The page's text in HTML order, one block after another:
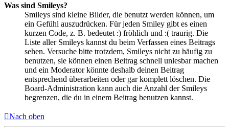
Was sind Smileys?
Smileys sind kleine Bilder, die benutzt werden können, um
ein Gefühl auszudrücken. Für jeden Smiley gibt es einen
kurzen Code, z. B. bedeutet :) fröhlich und :( traurig. Die
Liste aller Smileys kannst du beim Verfassen eines Beitrags
sehen. Versuche bitte trotzdem, Smileys nicht zu häufig zu
benutzen, sie können einen Beitrag schnell unlesbar machen
und ein Moderator könnte deshalb deinen Beitrag
entsprechend überarbeiten oder gar komplett löschen. Die
Board-Administration kann auch die Anzahl der Smileys
begrenzen, die du in einem Beitrag benutzen kannst.
Nach oben